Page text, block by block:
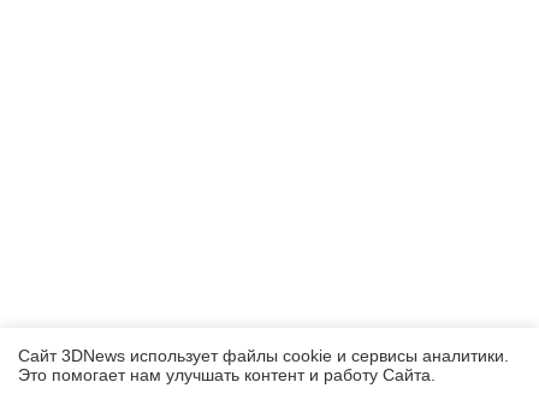
Сайт 3DNews использует файлы cookie и сервисы аналитики.
Это помогает нам улучшать контент и работу Cайта.